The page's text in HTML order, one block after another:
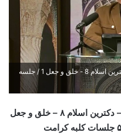
تاریخ ‌طرح‌ریزی ‌استراتژیک ‌اسلام‌ 27 - دکترین ‌اسلام‌ 8 - خلق ‌و ‌جعل‌ 1 / جلسه
تاریخ ‌طرح‌ریزی ‌استراتژیک ‌اسلام‌ ۲۷ – دکترین ‌اسلام‌ ۸ – خلق ‌و ‌جعل‌